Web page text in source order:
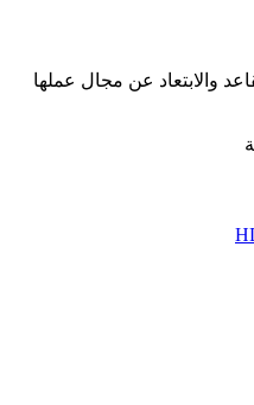
والابتعاد عن مجال عملها